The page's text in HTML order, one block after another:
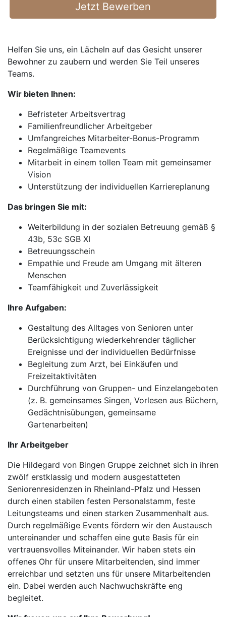
Jetzt Bewerben
Helfen Sie uns, ein Lächeln auf das Gesicht unserer
Bewohner zu zaubern und werden Sie Teil unseres
Teams.
Wir bieten Ihnen:
Befristeter Arbeitsvertrag
Familienfreundlicher Arbeitgeber
Umfangreiches Mitarbeiter-Bonus-Programm
Regelmäßige Teamevents
Mitarbeit in einem tollen Team mit gemeinsamer
Vision
Unterstützung der individuellen Karriereplanung
Das bringen Sie mit:
Weiterbildung in der sozialen Betreuung gemäß §
43b, 53c SGB XI
Betreuungsschein
Empathie und Freude am Umgang mit älteren
Menschen
Teamfähigkeit und Zuverlässigkeit
Ihre Aufgaben:
Gestaltung des Alltages von Senioren unter
Berücksichtigung wiederkehrender täglicher
Ereignisse und der individuellen Bedürfnisse
Begleitung zum Arzt, bei Einkäufen und
Freizeitaktivitäten
Durchführung von Gruppen- und Einzelangeboten
(z. B. gemeinsames Singen, Vorlesen aus Büchern,
Gedächtnisübungen, gemeinsame
Gartenarbeiten)
Ihr Arbeitgeber
Die Hildegard von Bingen Gruppe zeichnet sich in ihren
zwölf erstklassig und modern ausgestatteten
Seniorenresidenzen in Rheinland-Pfalz und Hessen
durch einen stabilen festen Personalstamm, feste
Leitungsteams und einen starken Zusammenhalt aus.
Durch regelmäßige Events fördern wir den Austausch
untereinander und schaffen eine gute Basis für ein
vertrauensvolles Miteinander. Wir haben stets ein
offenes Ohr für unsere Mitarbeitenden, sind immer
erreichbar und setzten uns für unsere Mitarbeitenden
ein. Dabei werden auch Nachwuchskräfte eng
begleitet.